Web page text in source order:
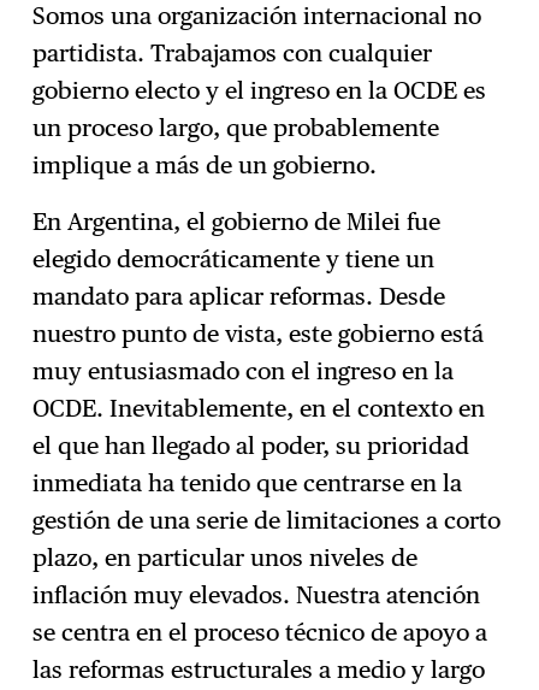
Somos una organización internacional no
partidista. Trabajamos con cualquier
gobierno electo y el ingreso en la OCDE es
un proceso largo, que probablemente
implique a más de un gobierno.
En Argentina, el gobierno de Milei fue
elegido democráticamente y tiene un
mandato para aplicar reformas. Desde
nuestro punto de vista, este gobierno está
muy entusiasmado con el ingreso en la
OCDE. Inevitablemente, en el contexto en
el que han llegado al poder, su prioridad
inmediata ha tenido que centrarse en la
gestión de una serie de limitaciones a corto
plazo, en particular unos niveles de
inflación muy elevados. Nuestra atención
se centra en el proceso técnico de apoyo a
las reformas estructurales a medio y largo